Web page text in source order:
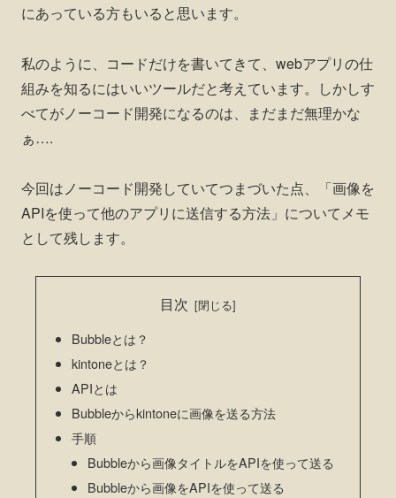
にあっている方もいると思います。
私のように、コードだけを書いてきて、webアプリの仕
組みを知るにはいいツールだと考えています。しかしす
べてがノーコード開発になるのは、まだまだ無理かな
ぁ….
今回はノーコード開発していてつまづいた点、「画像を
APIを使って他のアプリに送信する方法」についてメモ
として残します。
目次
Bubbleとは？
kintoneとは？
APIとは
Bubbleからkintoneに画像を送る方法
手順
Bubbleから画像タイトルをAPIを使って送る
Bubbleから画像をAPIを使って送る